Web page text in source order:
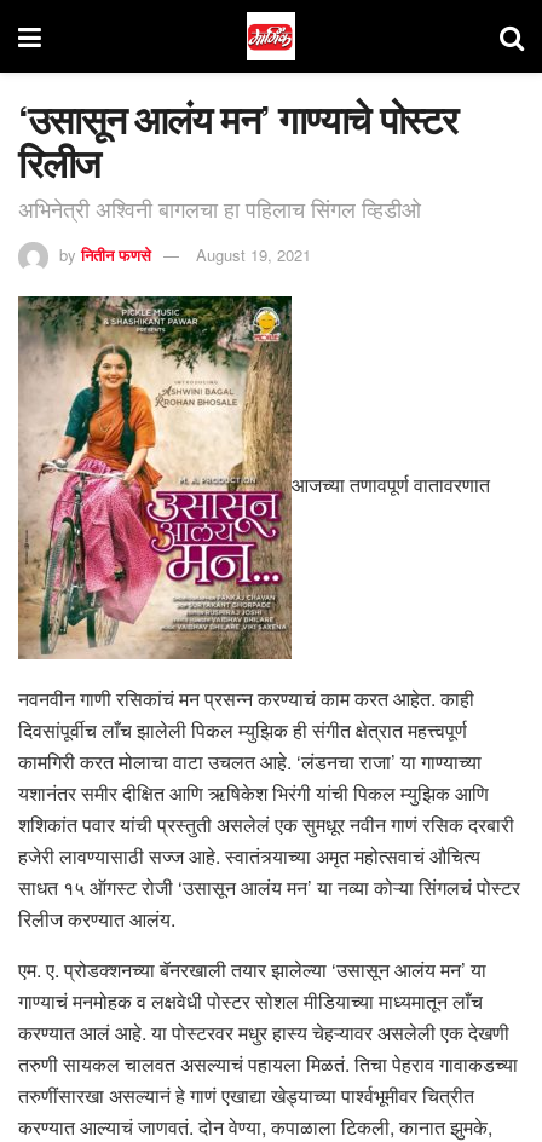
‘उसासून आलंय मन’ गाण्याचे पोस्टर
रिलीज
अभिनेत्री अश्विनी बागलचा हा पहिलाच सिंगल व्हिडीओ
by नितीन फणसे August 19, 2021
आजच्या तणावपूर्ण वातावरणात
नवनवीन गाणी रसिकांचं मन प्रसन्न करण्याचं काम करत आहेत. काही
दिवसांपूर्वीच लाँच झालेली पिकल म्युझिक ही संगीत क्षेत्रात महत्त्वपूर्ण
कामगिरी करत मोलाचा वाटा उचलत आहे. ‘लंडनचा राजा’ या गाण्याच्या
यशानंतर समीर दीक्षित आणि ऋषिकेश भिरंगी यांची पिकल म्युझिक आणि
शशिकांत पवार यांची प्रस्तुती असलेलं एक सुमधूर नवीन गाणं रसिक दरबारी
हजेरी लावण्यासाठी सज्ज आहे. स्वातंत्र्याच्या अमृत महोत्सवाचं औचित्य
साधत १५ ऑगस्ट रोजी ‘उसासून आलंय मन’ या नव्या कोऱ्या सिंगलचं पोस्टर
रिलीज करण्यात आलंय.
एम. ए. प्रोडक्शनच्या बॅनरखाली तयार झालेल्या ‘उसासून आलंय मन’ या
गाण्याचं मनमोहक व लक्षवेधी पोस्टर सोशल मीडियाच्या माध्यमातून लाँच
करण्यात आलं आहे. या पोस्टरवर मधुर हास्य चेहऱ्यावर असलेली एक देखणी
तरुणी सायकल चालवत असल्याचं पहायला मिळतं. तिचा पेहराव गावाकडच्या
तरुणींसारखा असल्यानं हे गाणं एखाद्या खेड्याच्या पार्श्वभूमीवर चित्रीत
करण्यात आल्याचं जाणवतं. दोन वेण्या, कपाळाला टिकली, कानात झुमके,